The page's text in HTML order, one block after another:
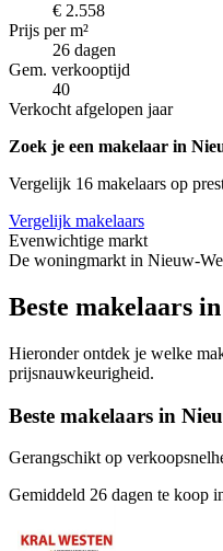
€ 2.558
Prijs per m²
26 dagen
Gem. verkooptijd
40
Verkocht afgelopen jaar
Zoek je een makelaar in
Vergelijk 16 makelaars op
Vergelijk makelaars
Evenwichtige markt
De woningmarkt in Nieuw-
Beste makelaars
Hieronder ontdek je welke
prijsnauwkeurigheid.
Beste makelaars in
Gerangschikt op
Gemiddeld 26 dagen te koop